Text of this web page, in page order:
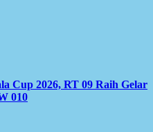
Cup 2026, RT 09 Raih Gelar
010